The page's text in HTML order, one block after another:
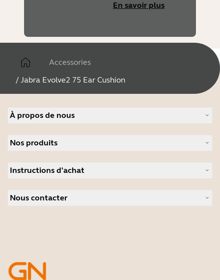
En savoir plus
Accessories
/ Jabra Evolve2 75 Ear Cushion
À propos de nous
Carrières
Actualité et communiqués de presse
Études de cas
Nos produits
Speakerphones
Caméras personnelles
Logiciels
Instructions d'achat
Nous contacter
Programme Développeurs
Programme partenaires